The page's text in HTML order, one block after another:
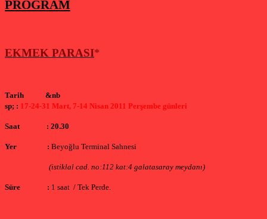
PROGRAM
EKMEK PARASI*
Tarih
&nb
sp; : 17-24-31 Mart, 7-14 Nisan 2011 Perşembe günleri
Saat : 20.30
Yer : Beyoğlu Terminal Sahnesi
(istiklal cad. no:112 kat:4 galatasaray meydanı)
Süre : 1 saat / Tek Perde.